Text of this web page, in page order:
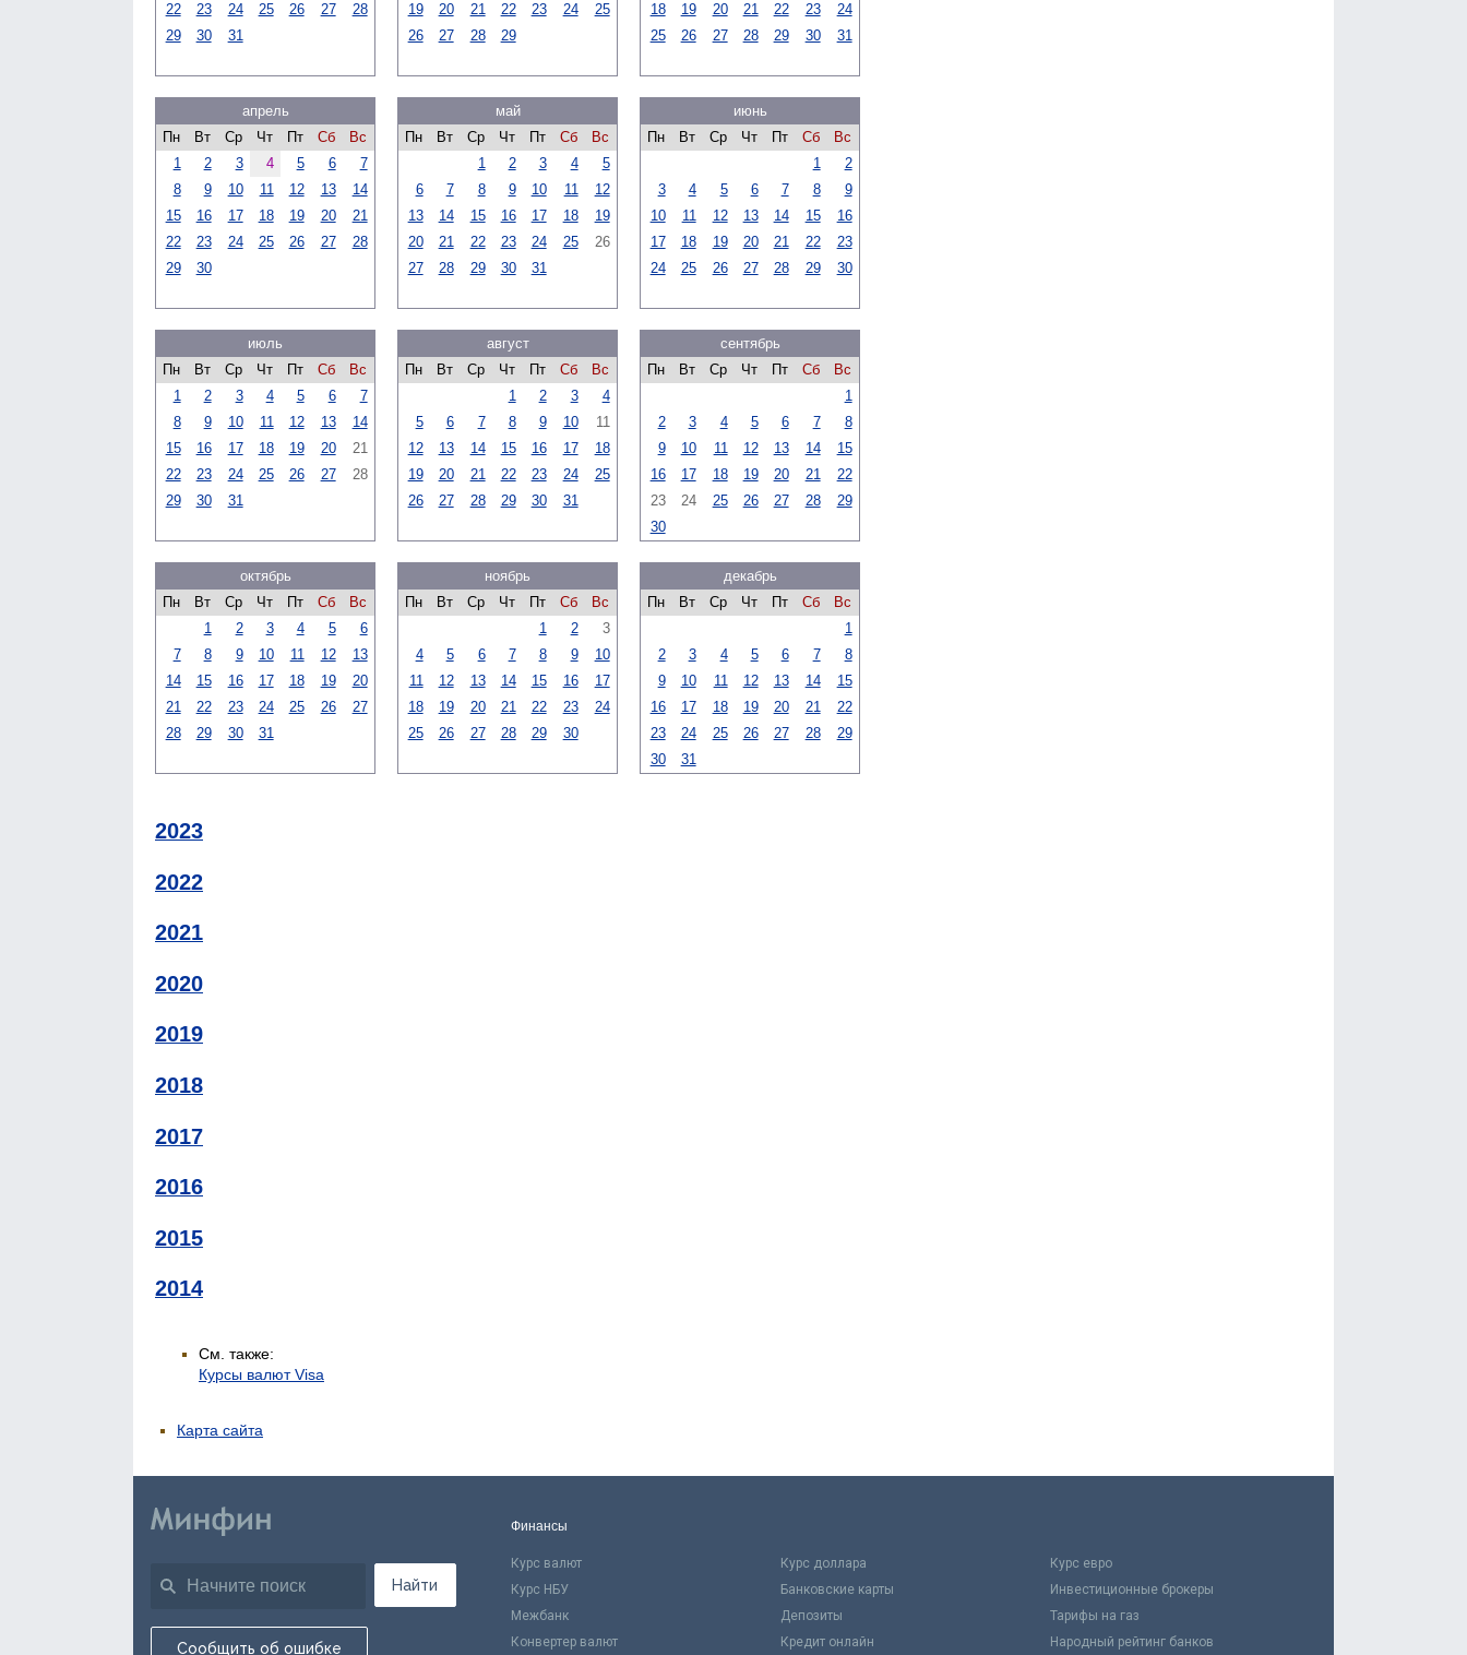
22
23 24 25 26 27
28
29
30 31
19
20 21 22 23 24
25
26
27 28 29
18
19 20 21 22 23
24
25
26 27 28 29 30 31
апрель
Пн
Вт Ср Чт Пт Сб
Вс
1
2 3 4 5 6
7
8
9 10 11 12 13
14
15
16 17 18 19 20
21
22
23 24 25 26 27
28
29
30
май
Пн
Вт Ср Чт Пт Сб
Вс
1
2 3 4
5
6
7 8 9 10 11
12
13
14 15 16 17 18
19
20
21 22 23 24 25
26
27
28 29 30 31
июнь
Пн
Вт Ср Чт Пт Сб
Вс
1
2
3
4 5 6 7 8
9
10
11 12 13 14 15
16
17
18 19 20 21 22
23
24
25 26 27 28 29 30
июль
Пн
Вт Ср Чт Пт Сб
Вс
1
2 3 4 5 6
7
8
9 10 11 12 13
14
15
16 17 18 19 20
21
22
23 24 25 26 27
28
29
30 31
август
Пн
Вт Ср Чт Пт Сб
Вс
1
2 3
4
5
6 7 8 9 10
11
12
13 14 15 16 17
18
19
20 21 22 23 24
25
26
27 28 29 30 31
сентябрь
Пн
Вт Ср Чт Пт Сб
Вс
1
2
3 4 5 6 7
8
9
10 11 12 13 14
15
16
17 18 19 20 21
22
23
24 25 26 27 28
29
30
октябрь
Пн
Вт Ср Чт Пт Сб
Вс
1
2 3 4 5
6
7
8 9 10 11 12
13
14
15 16 17 18 19
20
21
22 23 24 25 26
27
28
29 30 31
ноябрь
Пн
Вт Ср Чт Пт Сб
Вс
1
2
3
4
5 6 7 8 9
10
11
12 13 14 15 16
17
18
19 20 21 22 23
24
25
26 27 28 29 30
декабрь
Пн
Вт Ср Чт Пт Сб
Вс
1
2
3 4 5 6 7
8
9
10 11 12 13 14
15
16
17 18 19 20 21
22
23
24 25 26 27 28
29
30
31
2023
2022
2021
2020
2019
2018
2017
2016
2015
2014
См. также:
Курсы валют Visa
Карта сайта
Найти
Сообщить об ошибке
Финансы
Курс валют Курс доллара
Курс евро
Курс НБУ
Банковские карты
Инвестиционные брокеры
Межбанк
Депозиты
Тарифы на газ
Конвертер валют
Кредит онлайн Народный рейтинг банков